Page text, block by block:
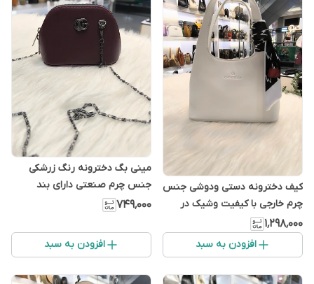
کیف دخترونه دستی ودوشی جنس
چرم خارجی با کیفیت وشیک در
۵رنگ زیبا
۱٬۲۹۸٬۰۰۰
افزودن به سبد
مینی بگ دخترونه رنگ زرشکی
جنس چرم صنعتی دارای بند
زنجیری
۷۴۹٬۰۰۰
افزودن به سبد